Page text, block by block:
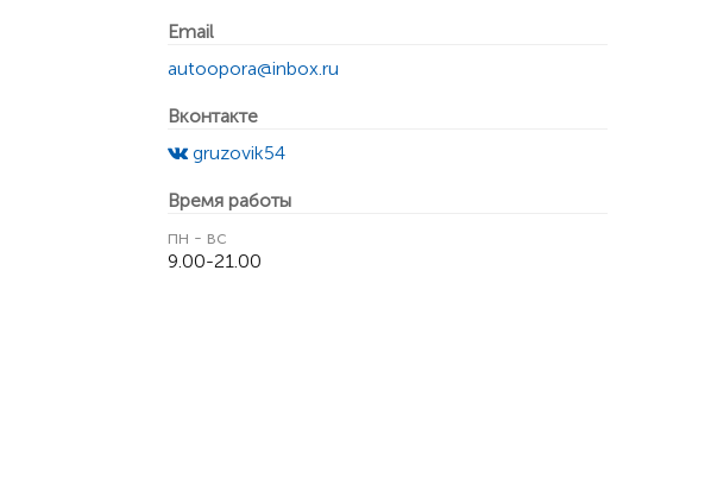
Email
autoopora@inbox.ru
Вконтакте
gruzovik54
Время работы
пн - вс
9.00-21.00